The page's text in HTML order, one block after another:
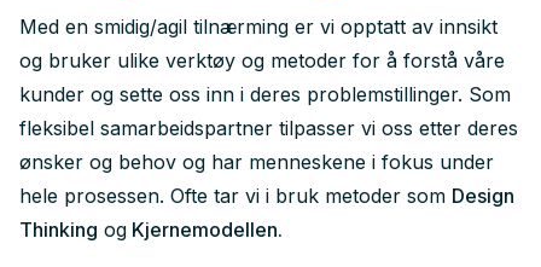
Med en smidig/agil tilnærming er vi opptatt av innsikt
og bruker ulike verktøy og metoder for å forstå våre
kunder og sette oss inn i deres problemstillinger. Som
fleksibel samarbeidspartner tilpasser vi oss etter deres
ønsker og behov og har menneskene i fokus under
hele prosessen. Ofte tar vi i bruk metoder som Design
Thinking og Kjernemodellen.